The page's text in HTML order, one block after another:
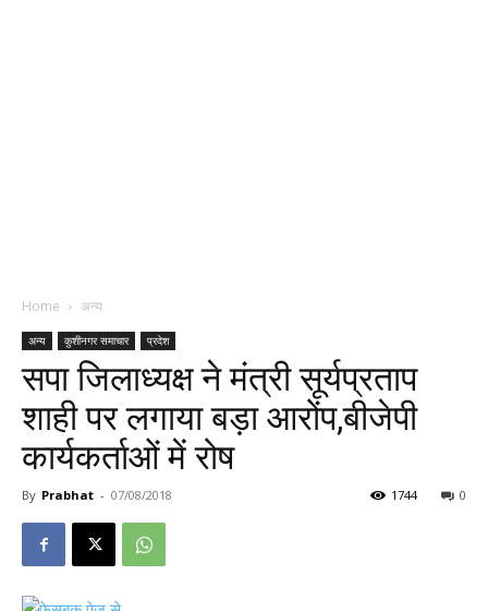
Home अन्य
अन्य कुशीनगर समाचार प्रदेश
सपा जिलाध्यक्ष ने मंत्री सूर्यप्रताप
शाही पर लगाया बड़ा आरोंप,बीजेपी
कार्यकर्ताओं में रोष
By Prabhat - 07/08/2018 0
1744